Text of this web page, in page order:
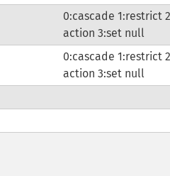
0:cascade 1:restrict
action 3:set null
0:cascade 1:restrict
action 3:set null